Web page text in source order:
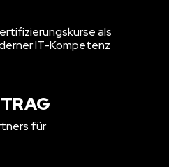
als
IT-Kompetenz
für